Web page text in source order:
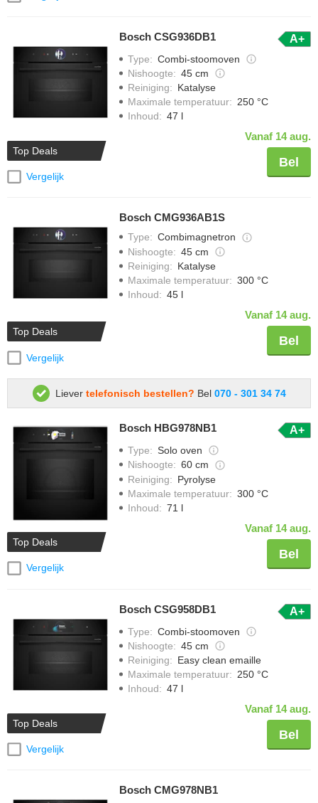
Top Deals
Vergelijk
Bosch CSG936DB1 A+
Type: Combi-stoomoven
Nishoogte: 45 cm
Reiniging: Katalyse
Maximale temperatuur: 250 °C
Inhoud: 47 l
Vanaf 14 aug.
Bel
Top Deals
Vergelijk
Bosch CMG936AB1S
Type: Combimagnetron
Nishoogte: 45 cm
Reiniging: Katalyse
Maximale temperatuur: 300 °C
Inhoud: 45 l
Vanaf 14 aug.
Bel
Liever telefonisch bestellen? Bel 070 - 301 34 74
Top Deals
Vergelijk
Bosch HBG978NB1 A+
Type: Solo oven
Nishoogte: 60 cm
Reiniging: Pyrolyse
Maximale temperatuur: 300 °C
Inhoud: 71 l
Vanaf 14 aug.
Bel
Top Deals
Vergelijk
Bosch CSG958DB1 A+
Type: Combi-stoomoven
Nishoogte: 45 cm
Reiniging: Easy clean emaille
Maximale temperatuur: 250 °C
Inhoud: 47 l
Vanaf 14 aug.
Bel
Bosch CMG978NB1